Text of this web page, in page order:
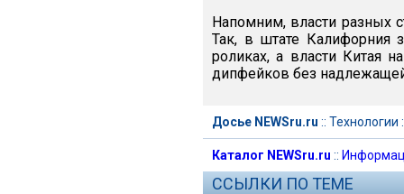
Напомним, власти разных
Так, в штате Калифорния
роликах, а власти Китая
дипфейков без
Досье NEWSru.ru :: Технологии
Каталог NEWSru.ru ::
ССЫЛКИ ПО ТЕМЕ